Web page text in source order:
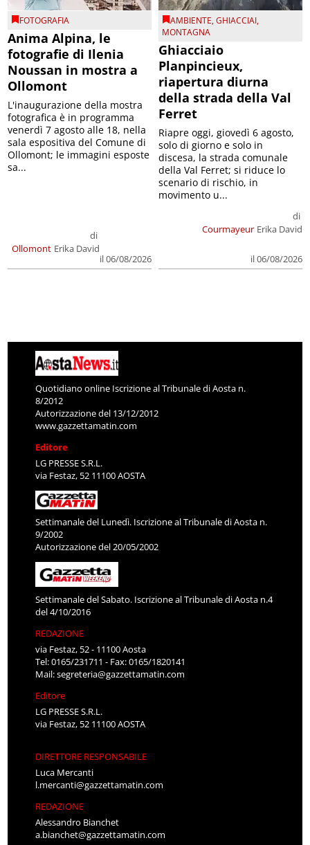
FOTOGRAFIA
Anima Alpina, le
fotografie di Ilenia
Noussan in mostra a
Ollomont
Ollomont
di
Erika David
il 06/08/2026
L'inaugurazione della mostra
fotografica è in programma
venerdì 7 agosto alle 18, nella
sala espositiva del Comune di
Ollomont; le immagini esposte
sa...
AMBIENTE,GHIACCIAI,
MONTAGNA
Ghiacciaio
Planpincieux,
riapertura diurna
della strada della Val
Ferret
Courmayeur
di
Erika David
il 06/08/2026
Riapre oggi, giovedì 6 agosto,
solo di giorno e solo in
discesa, la strada comunale
della Val Ferret; si riduce lo
scenario di rischio, in
movimento u...
Quotidiano online Iscrizione al Tribunale di Aosta n.
8/2012
Autorizzazione del 13/12/2012
www.gazzettamatin.com
Editore
LG PRESSE S.R.L.
via Festaz, 52 11100 AOSTA
Settimanale del Lunedì. Iscrizione al Tribunale di Aosta n.
9/2002
Autorizzazione del 20/05/2002
Settimanale del Sabato. Iscrizione al Tribunale di Aosta n.4
del 4/10/2016
REDAZIONE
via Festaz, 52 - 11100 Aosta
Tel: 0165/231711 - Fax: 0165/1820141
Mail:segreteria@gazzettamatin.com
Editore
LG PRESSE S.R.L.
via Festaz, 52 11100 AOSTA
DIRETTORE RESPONSABILE
Luca Mercanti
l.mercanti@gazzettamatin.com
REDAZIONE
Alessandro Bianchet
a.bianchet@gazzettamatin.com